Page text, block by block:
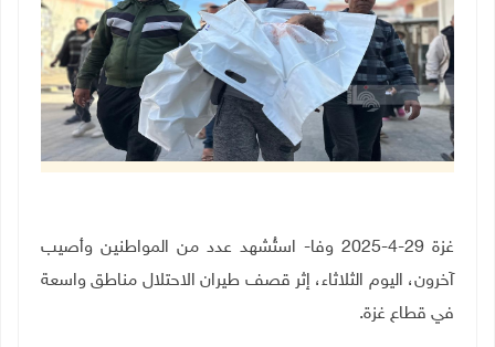
غزة 29-4-2025 وفا- استُشهد عدد من المواطنين وأصيب
آخرون، اليوم الثلاثاء، إثر قصف طيران الاحتلال مناطق واسعة
في قطاع غزة.